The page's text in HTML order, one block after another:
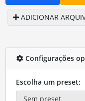
ADICIONAR
Configurações
Escolha um preset: